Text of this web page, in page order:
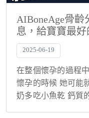
AIBoneAge骨
息，給寶寶最
2025-06-19
在整個懷孕的過程
懷孕的時候 她可能
奶多吃小魚乾 鈣質